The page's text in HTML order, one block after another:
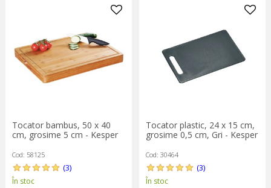
Tocator bambus, 50 x 40
cm, grosime 5 cm - Kesper
Cod: 58125
(3)
În stoc
Tocator plastic, 24 x 15 cm,
grosime 0,5 cm, Gri - Kesper
Cod: 30464
(3)
În stoc